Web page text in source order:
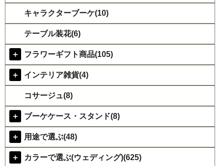
キャラクターブーケ(10)
テーブル装花(6)
＋ フラワーギフト商品(105)
＋ インテリア雑貨(4)
コサージュ(8)
＋ ブーケケース・スタンド(8)
＋ 用途で選ぶ(48)
＋ カラーで選ぶ(ウェディング)(625)